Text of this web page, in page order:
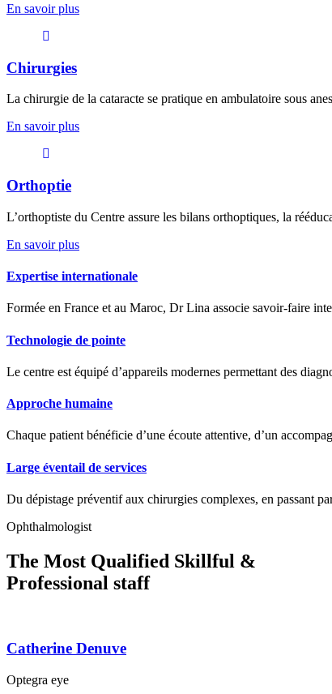
En savoir plus
Chirurgies
La chirurgie de la cataracte se pratique en ambulatoire sous
En savoir plus
Orthoptie
L’orthoptiste du Centre assure les bilans orthoptiques, la
En savoir plus
Expertise internationale
Formée en France et au Maroc, Dr Lina associe savoir-faire
Technologie de pointe
Le centre est équipé d’appareils modernes permettant des
Approche humaine
Chaque patient bénéficie d’une écoute attentive, d’un
Large éventail de services
Du dépistage préventif aux chirurgies complexes, en passant
Ophthalmologist
The Most Qualified Skillful &
Professional staff
Catherine Denuve
Optegra eye